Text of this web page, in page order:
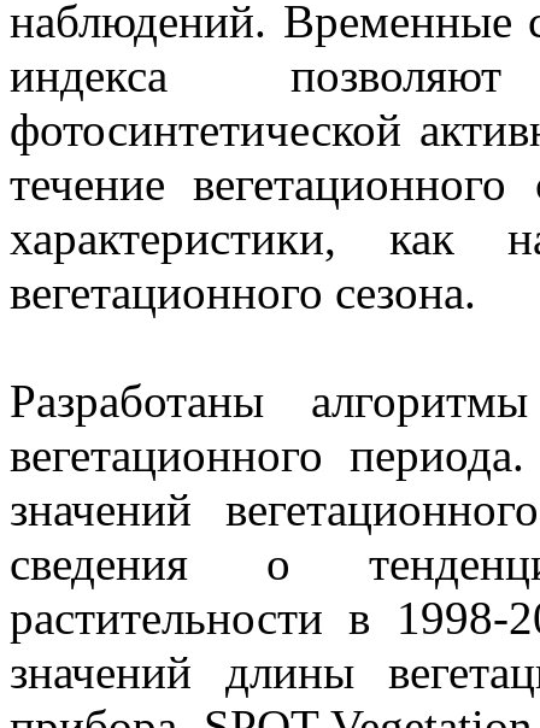
наблюдений. Временные
индекса
фотосинтетической
течение
характеристики, как
вегетационного сезона.
Разработаны
вегетационного
значений
сведения о
растительности в
значений длины